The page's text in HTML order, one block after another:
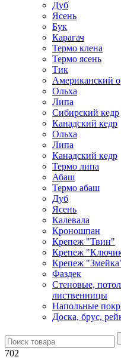
Дуб
Ясень
Бук
Карагач
Термо клена
Термо ясень
Тик
Американский
Ольха
Липа
Сибирский кедр
Канадский кедр
Ольха
Липа
Канадский кедр
Термо липа
Абаш
Термо абаш
Дуб
Ясень
Калевала
Кроношпан
Крепеж "Твин"
Крепеж
Крепеж
Фаздек
Стеновые,
лиственницы
Напольные
Доска, брус,
702